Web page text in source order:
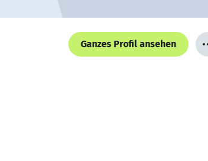
Ganzes Profil ansehen